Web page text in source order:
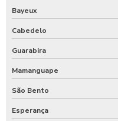
Bayeux
Cabedelo
Guarabira
Mamanguape
São Bento
Esperança